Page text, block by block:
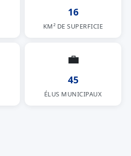
16
KM² DE SUPERFICIE
💼
45
ÉLUS MUNICIPAUX